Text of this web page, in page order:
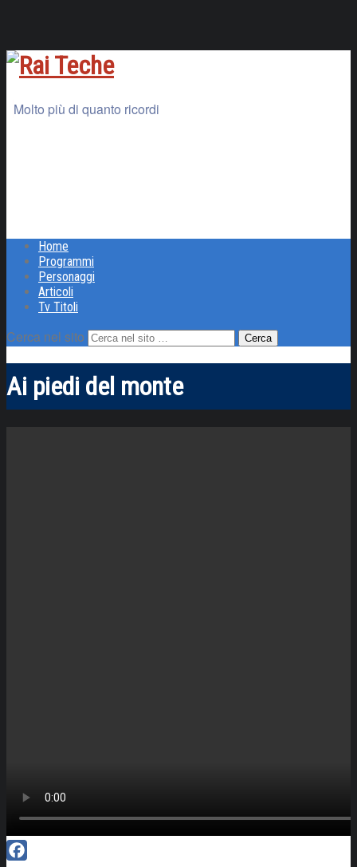
Molto più di quanto ricordi
Home
Programmi
Personaggi
Articoli
Tv Titoli
Cerca nel sito
Ai piedi del monte